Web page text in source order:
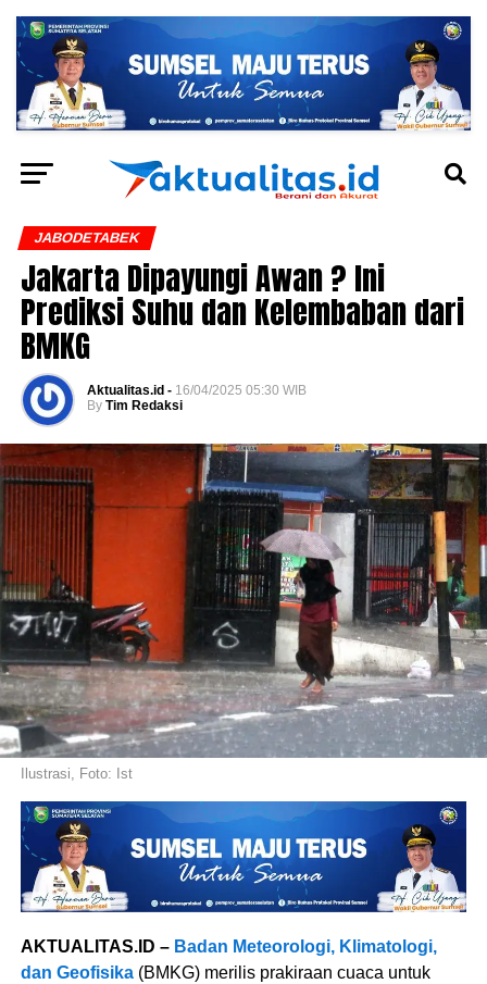
JABODETABEK
Jakarta Dipayungi Awan ? Ini
Prediksi Suhu dan Kelembaban dari
BMKG
Aktualitas.id - 16/04/2025 05:30 WIB
By Tim Redaksi
Ilustrasi, Foto: Ist
AKTUALITAS.ID – Badan Meteorologi, Klimatologi,
dan Geofisika(BMKG) merilis prakiraan cuaca untuk